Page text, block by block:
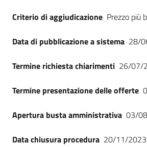
English
Seguici
su
Criterio di aggiudicazione Prezzo più
Data di pubblicazione a sistema 28/
Termine richiesta chiarimenti 26/07/
Termine presentazione delle offerte
Apertura busta amministrativa 03/
Data chiusura procedura 20/11/2023